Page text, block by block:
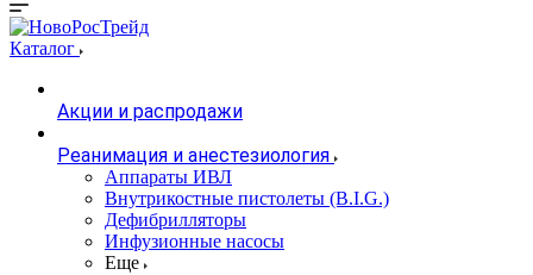
Каталог
Акции и распродажи
Реанимация и анестезиология
Аппараты ИВЛ
Внутрикостные пистолеты (B.I.G.)
Дефибрилляторы
Инфузионные насосы
Еще